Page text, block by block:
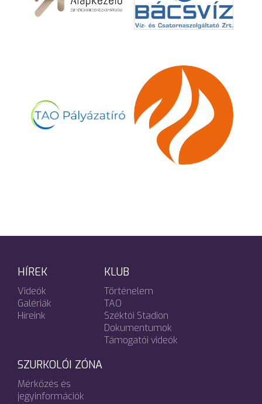
HÍREK
Videók
Galériák
Híreink
KLUB
Történelem
TAO
Széktói Stadion
Dokumentumok
Támogatói videók
SZURKOLÓI ZÓNA
Mérkőzés és
jegyinformációk